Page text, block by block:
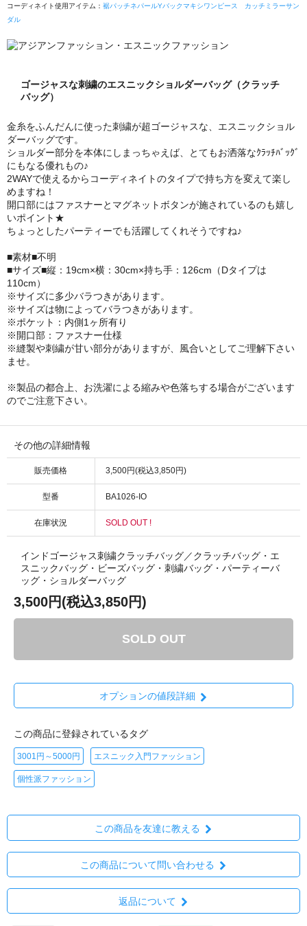
コーディネイト使用アイテム： 裾パッチネパールYバックマキシワンピース
カッチミラーサン
ダル
ゴージャスな刺繍のエスニックショルダーバッグ（クラッチ
バッグ）
金糸をふんだんに使った刺繍が超ゴージャスな、エスニックショル
ダーバッグです。
ショルダー部分を本体にしまっちゃえば、とてもお洒落なｸﾗｯﾁﾊﾞｯｸﾞ
にもなる優れもの♪
2WAYで使えるからコーディネイトのタイプで持ち方を変えて楽し
めますね！
開口部にはファスナーとマグネットボタンが施されているのも嬉し
いポイント★
ちょっとしたパーティーでも活躍してくれそうですね♪
■素材■不明
■サイズ■縦：19cm×横：30cm×持ち手：126cm（Dタイプは
110cm）
※サイズに多少バラつきがあります。
※サイズは物によってバラつきがあります。
※ポケット：内側1ヶ所有り
※開口部：ファスナー仕様
※縫製や刺繍が甘い部分がありますが、風合いとしてご理解下さい
ませ。
※製品の都合上、お洗濯による縮みや色落ちする場合がございます
のでご注意下さい。
その他の詳細情報
販売価格 3,500円(税込3,850円)
型番 BA1026-IO
在庫状況 SOLD OUT !
インドゴージャス刺繍クラッチバッグ／クラッチバッグ・エ
スニックバッグ・ビーズバッグ・刺繍バッグ・パーティーバ
ッグ・ショルダーバッグ
3,500円(税込3,850円)
SOLD OUT
オプションの値段詳細
この商品に登録されているタグ
3001円～5000円 エスニック入門ファッション
個性派ファッション
この商品を友達に教える
この商品について問い合わせる
返品について